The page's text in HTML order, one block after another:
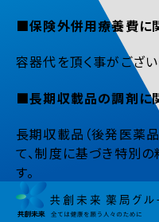
■保険外併用療養費に
容器代を頂く事がござ
■長期収載品の調剤に
長期収載品（後発医薬
て、制度に基づき特別
す。